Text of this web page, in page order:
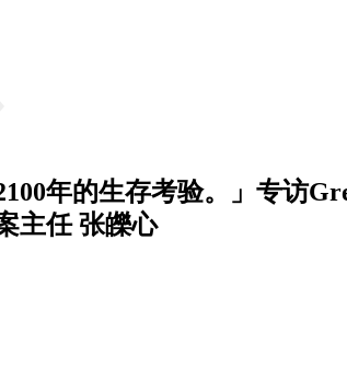
年的生存考验。」专访
主任 张皪心